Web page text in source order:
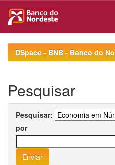
navigationDSpace - BNB - Banco do
Pesquisar
Pesquisar:
por